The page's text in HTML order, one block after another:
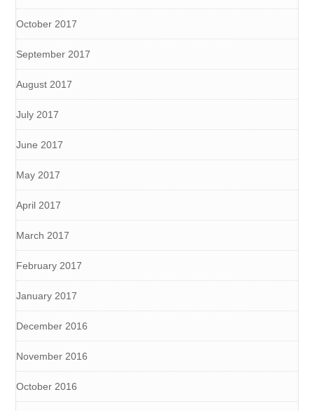
October 2017
September 2017
August 2017
July 2017
June 2017
May 2017
April 2017
March 2017
February 2017
January 2017
December 2016
November 2016
October 2016